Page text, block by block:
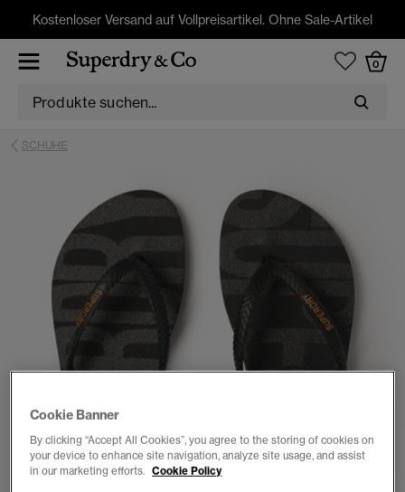
Kostenloser Versand auf Vollpreisartikel. Ohne Sale-Artikel
0
SCHUHE
Cookie Banner
By clicking “Accept All Cookies”, you agree to the storing of cookies on
your device to enhance site navigation, analyze site usage, and assist
in our marketing efforts. Cookie Policy